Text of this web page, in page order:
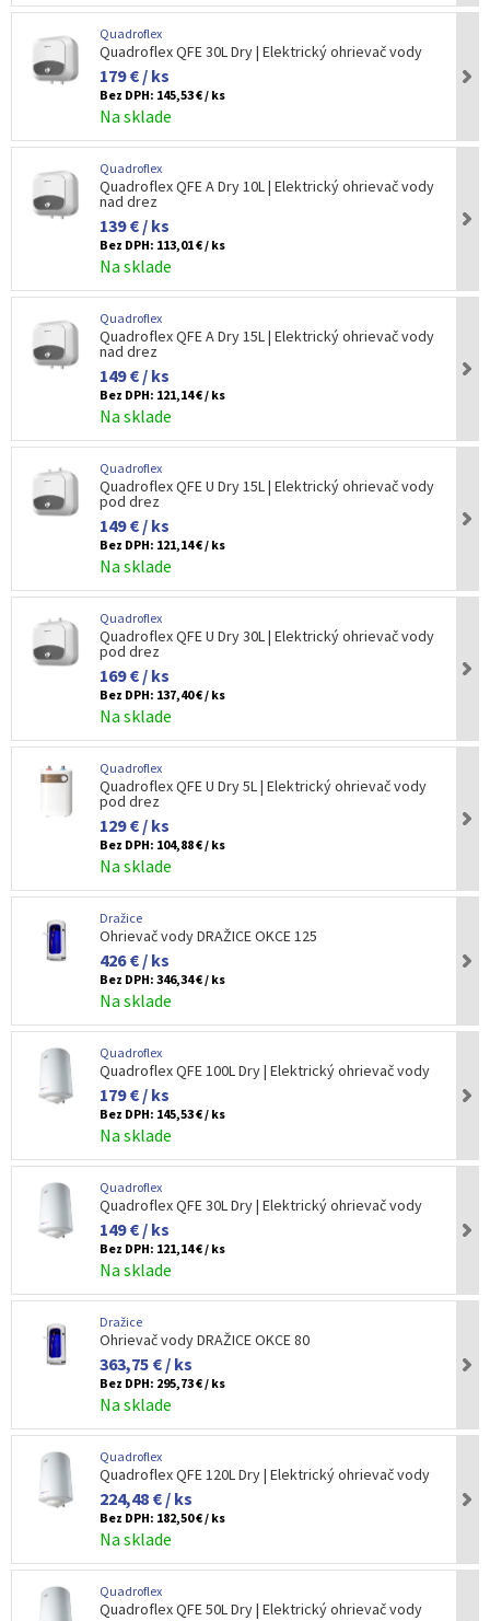
Quadroflex
Quadroflex QFE 30L Dry | Elektrický ohrievač vody
179 € / ks
Bez DPH: 145,53 € / ks
Na sklade
Quadroflex
Quadroflex QFE A Dry 10L | Elektrický ohrievač vody
nad drez
139 € / ks
Bez DPH: 113,01 € / ks
Na sklade
Quadroflex
Quadroflex QFE A Dry 15L | Elektrický ohrievač vody
nad drez
149 € / ks
Bez DPH: 121,14 € / ks
Na sklade
Quadroflex
Quadroflex QFE U Dry 15L | Elektrický ohrievač vody
pod drez
149 € / ks
Bez DPH: 121,14 € / ks
Na sklade
Quadroflex
Quadroflex QFE U Dry 30L | Elektrický ohrievač vody
pod drez
169 € / ks
Bez DPH: 137,40 € / ks
Na sklade
Quadroflex
Quadroflex QFE U Dry 5L | Elektrický ohrievač vody
pod drez
129 € / ks
Bez DPH: 104,88 € / ks
Na sklade
Dražice
Ohrievač vody DRAŽICE OKCE 125
426 € / ks
Bez DPH: 346,34 € / ks
Na sklade
Quadroflex
Quadroflex QFE 100L Dry | Elektrický ohrievač vody
179 € / ks
Bez DPH: 145,53 € / ks
Na sklade
Quadroflex
Quadroflex QFE 30L Dry | Elektrický ohrievač vody
149 € / ks
Bez DPH: 121,14 € / ks
Na sklade
Dražice
Ohrievač vody DRAŽICE OKCE 80
363,75 € / ks
Bez DPH: 295,73 € / ks
Na sklade
Quadroflex
Quadroflex QFE 120L Dry | Elektrický ohrievač vody
224,48 € / ks
Bez DPH: 182,50 € / ks
Na sklade
Quadroflex
Quadroflex QFE 50L Dry | Elektrický ohrievač vody